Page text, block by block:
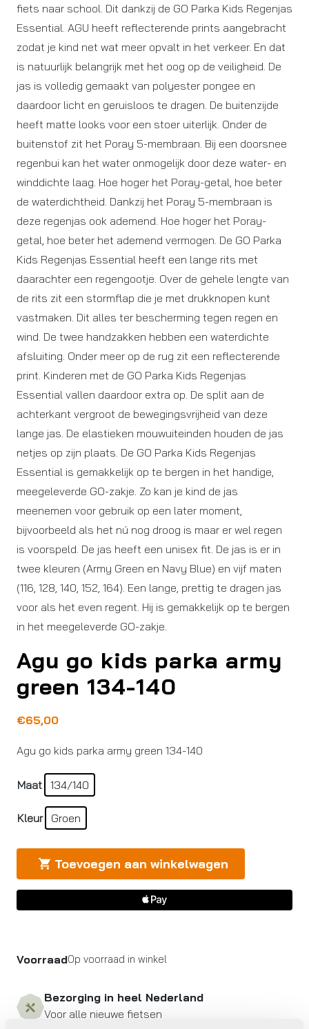
fiets naar school. Dit dankzij de GO Parka Kids Regenjas
Essential. AGU heeft reflecterende prints aangebracht
zodat je kind net wat meer opvalt in het verkeer. En dat
is natuurlijk belangrijk met het oog op de veiligheid. De
jas is volledig gemaakt van polyester pongee en
daardoor licht en geruisloos te dragen. De buitenzijde
heeft matte looks voor een stoer uiterlijk. Onder de
buitenstof zit het Poray 5-membraan. Bij een doorsnee
regenbui kan het water onmogelijk door deze water- en
winddichte laag. Hoe hoger het Poray-getal, hoe beter
de waterdichtheid. Dankzij het Poray 5-membraan is
deze regenjas ook ademend. Hoe hoger het Poray-
getal, hoe beter het ademend vermogen. De GO Parka
Kids Regenjas Essential heeft een lange rits met
daarachter een regengootje. Over de gehele lengte van
de rits zit een stormflap die je met drukknopen kunt
vastmaken. Dit alles ter bescherming tegen regen en
wind. De twee handzakken hebben een waterdichte
afsluiting. Onder meer op de rug zit een reflecterende
print. Kinderen met de GO Parka Kids Regenjas
Essential vallen daardoor extra op. De split aan de
achterkant vergroot de bewegingsvrijheid van deze
lange jas. De elastieken mouwuiteinden houden de jas
netjes op zijn plaats. De GO Parka Kids Regenjas
Essential is gemakkelijk op te bergen in het handige,
meegeleverde GO-zakje. Zo kan je kind de jas
meenemen voor gebruik op een later moment,
bijvoorbeeld als het nú nog droog is maar er wel regen
is voorspeld. De jas heeft een unisex fit. De jas is er in
twee kleuren (Army Green en Navy Blue) en vijf maten
(116, 128, 140, 152, 164). Een lange, prettig te dragen jas
voor als het even regent. Hij is gemakkelijk op te bergen
in het meegeleverde GO-zakje.
Agu go kids parka army
green 134-140
€65,00
Agu go kids parka army green 134-140
Maat 134/140
Kleur Groen
Toevoegen aan winkelwagen
VoorraadOp voorraad in winkel
Bezorging in heel Nederland
Voor alle nieuwe fietsen